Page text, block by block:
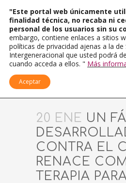
20 ENE UN
CONTRA EL
RENACE
TERAPIA PARA
"Este portal web únicamente
finalidad técnica, no recaba ni
personal de los usuarios sin su
embargo, contiene enlaces a sitios
políticas de privacidad ajenas a la de
Intergeneracional que usted podrá
cuando acceda a ellos. " Más
Aceptar